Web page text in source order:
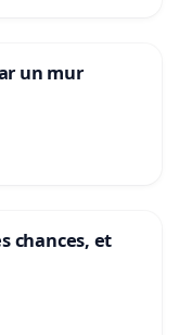
un mur
chances, et